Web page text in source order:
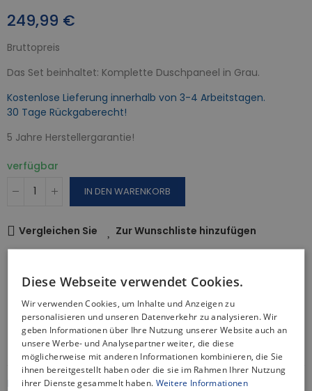
249,99 €
Bruttopreis
Das Set beinhaltet: Komplette Duschpaneel in Grau.
Kostenlose Lieferung innerhalb von 3-4 Arbeitstagen.
30 Tage Rückgaberecht!
5 Jahre Herstellergarantie!
verfügbar
IN DEN WARENKORB
Vergleichen Sie Zur Wunschliste hinzufügen
Sicherheitsrichtlinie
Gratis Versand
30 Tage Rückgaberecht
Informationen zur Produktsicherheit
BESCHREIBUNG
Diese Webseite verwendet Cookies.
Wir verwenden Cookies, um Inhalte und Anzeigen zu
personalisieren und unseren Datenverkehr zu analysieren. Wir
geben Informationen über Ihre Nutzung unserer Website auch an
unsere Werbe- und Analysepartner weiter, die diese
möglicherweise mit anderen Informationen kombinieren, die Sie
ihnen bereitgestellt haben oder die sie im Rahmen Ihrer Nutzung
ihrer Dienste gesammelt haben. Weitere Informationen